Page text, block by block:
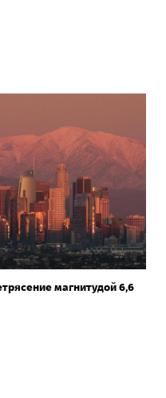
магнитудой 6,6